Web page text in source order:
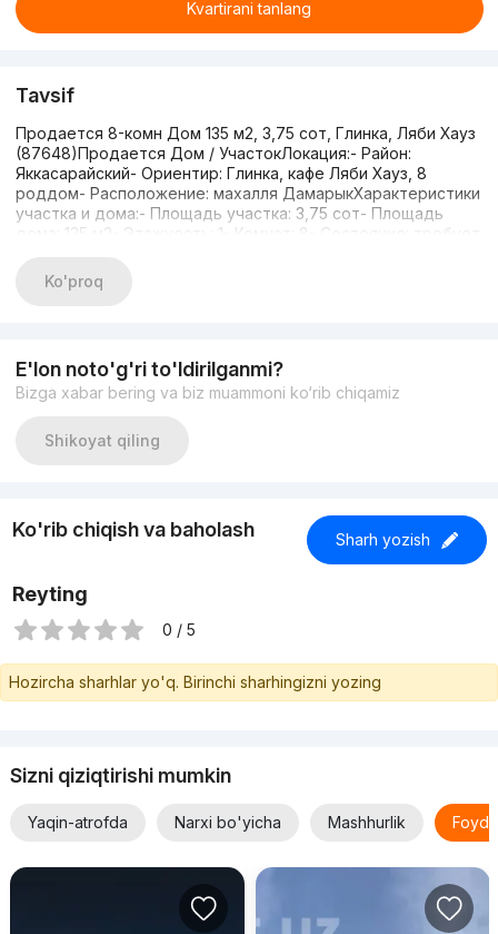
Kvartirani tanlang
Tavsif
Продается 8-комн Дом 135 м2, 3,75 сот, Глинка, Ляби Хауз
(87648)Продается Дом / УчастокЛокация:- Район:
Яккасарайский- Ориентир: Глинка, кафе Ляби Хауз, 8
роддом- Расположение: махалля ДамарыкХарактеристики
участка и дома:- Площадь участка: 3,75 сот- Площадь
дома: 135 м2- Этажность: 1- Комнат: 8- Состояние: требует
правильной формы- фасад 20 м- коммуникации
центральныеСтоимость: 370.000 у.е.«Хотите посмотреть
Ko'proq
E'lon noto'g'ri to'ldirilganmi?
Bizga xabar bering va biz muammoni ko‘rib chiqamiz
Shikoyat qiling
Ko'rib chiqish va baholash Sharh yozish
Reyting
0 / 5
Hozircha sharhlar yo'q. Birinchi sharhingizni yozing
Sizni qiziqtirishi mumkin
Yaqin-atrofda Narxi bo'yicha Mashhurlik